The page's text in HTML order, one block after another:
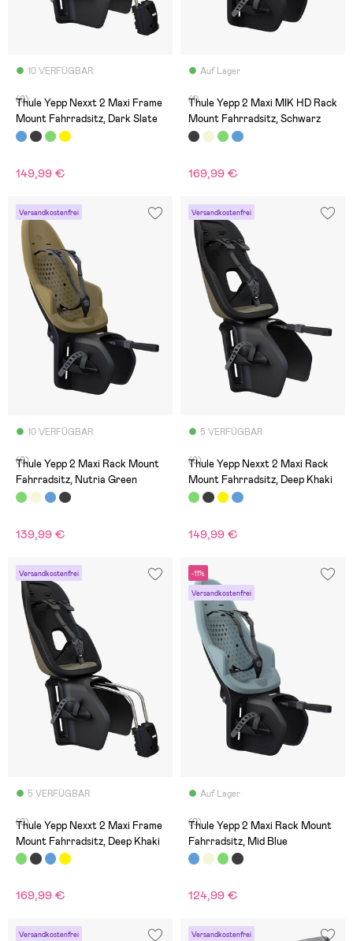
10 VERFÜGBAR
(0)
Thule Yepp Nexxt 2 Maxi Frame
Mount Fahrradsitz, Dark Slate
149,99 €
Auf Lager
(1)
Thule Yepp 2 Maxi MIK HD Rack
Mount Fahrradsitz, Schwarz
169,99 €
Versandkostenfrei
10 VERFÜGBAR
(0)
Thule Yepp 2 Maxi Rack Mount
Fahrradsitz, Nutria Green
139,99 €
Versandkostenfrei
5 VERFÜGBAR
(0)
Thule Yepp Nexxt 2 Maxi Rack
Mount Fahrradsitz, Deep Khaki
149,99 €
Versandkostenfrei
5 VERFÜGBAR
(0)
Thule Yepp Nexxt 2 Maxi Frame
Mount Fahrradsitz, Deep Khaki
169,99 €
-11%
Versandkostenfrei
Auf Lager
(0)
Thule Yepp 2 Maxi Rack Mount
Fahrradsitz, Mid Blue
124,99 €
Versandkostenfrei Versandkostenfrei